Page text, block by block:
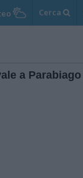
Cerca
a Parabiago